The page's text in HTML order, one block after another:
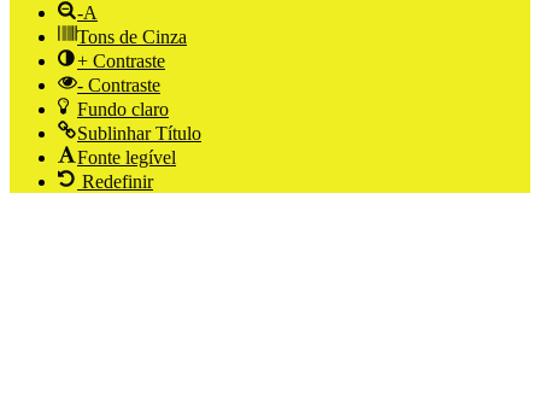
-A
Tons de Cinza
+ Contraste
- Contraste
Fundo claro
Sublinhar Título
Fonte legível
Redefinir